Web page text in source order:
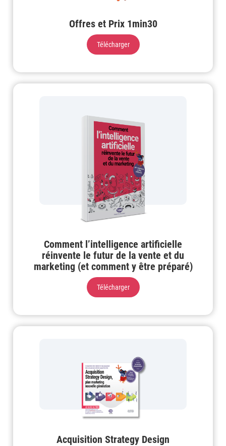
Offres et Prix 1min30
Télécharger
Comment l’intelligence artificielle
réinvente le futur de la vente et du
marketing (et comment y être préparé)
Télécharger
Acquisition Strategy Design